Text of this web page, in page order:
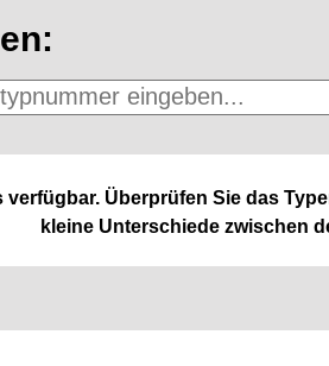
Überprüfen Sie das
kleine Unterschiede zwischen